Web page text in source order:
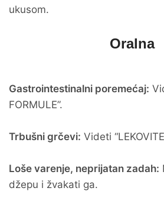
ukusom.
Oralna
Gastrointestinalni poremećaj:
FORMULE”.
Trbušni grčevi: Videti
Loše varenje, neprijatan zadah:
džepu i žvakati ga.